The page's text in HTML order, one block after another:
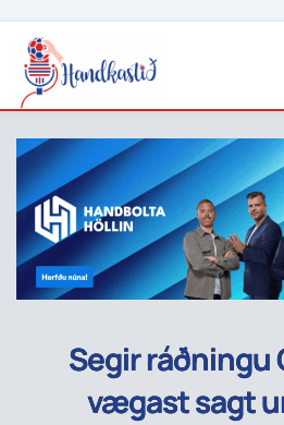
Segir ráðningu
vægast sagt